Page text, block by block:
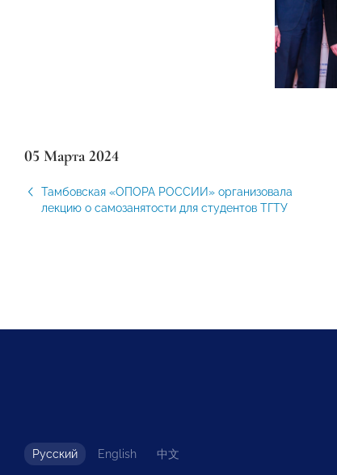
05 Марта 2024
Тамбовская «ОПОРА РОССИИ» организовала
лекцию о самозанятости для студентов ТГТУ
Русский English 中文